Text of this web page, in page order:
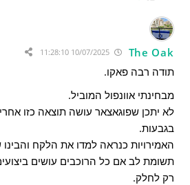
The Oak
10/07/2025 11:28:10
תודה רבה פאקו.
מבחינתי אוונפול המוביל.
לא יתכן שפוגאצאר עושה תוצאה כזו
בגבעות.
האמירויות כנראה למדו את הלקח והבינו
תשומת לב אם כל הרוכבים עושים
רק לחלק.